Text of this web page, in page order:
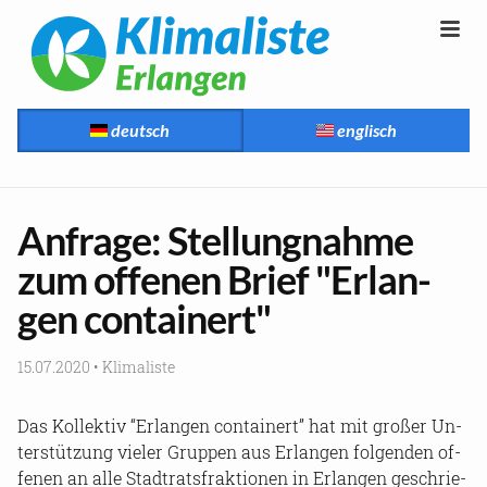
deutsch englisch
An­fra­ge: Stel­lung­nah­me
zum of­fe­nen Brief "Er­lan­
gen con­tai­nert"
15.07.2020 • Kli­ma­lis­te
Das Kol­lek­tiv “Er­lan­gen con­tai­nert” hat mit gro­ßer Un­
ter­stüt­zung vie­ler Grup­pen aus Er­lan­gen fol­gen­den of­
fe­nen an alle Stadt­rats­frak­tio­nen in Er­lan­gen ge­schrie­